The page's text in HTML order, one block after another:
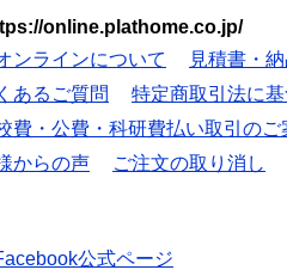
online.plathome.co.jp/
ンラインについて
見積書・
あるご質問
特定商取引法に
費・公費・科研費払い取引のご
からの声 ご注文の取り消し
公式ページ